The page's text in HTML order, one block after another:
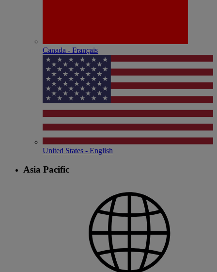
Canada - Français
United States - English
Asia Pacific